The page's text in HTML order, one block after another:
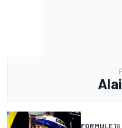
FORMULE 16